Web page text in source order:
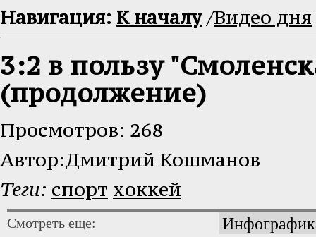
Навигация: К началу/Видео дня
3:2 в пользу
(продолжение)
Просмотров: 268
Автор:Дмитрий Кошманов
Теги: спорт хоккей
Смотреть еще: